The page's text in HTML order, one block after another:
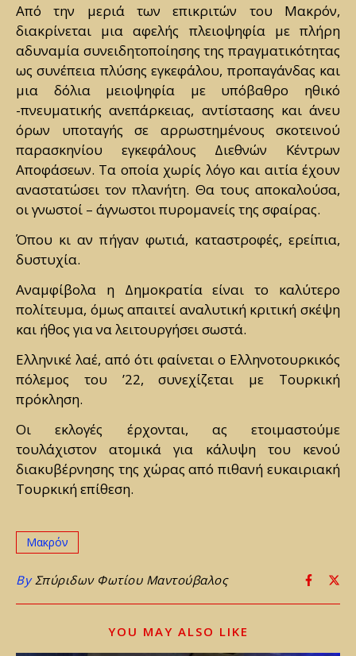
Από την μεριά των επικριτών του Μακρόν,
διακρίνεται μια αφελής πλειοψηφία με πλήρη
αδυναμία συνειδητοποίησης της πραγματικότητας
ως συνέπεια πλύσης εγκεφάλου, προπαγάνδας και
μια δόλια μειοψηφία με υπόβαθρο ηθικό
-πνευματικής ανεπάρκειας, αντίστασης και άνευ
όρων υποταγής σε αρρωστημένους σκοτεινού
παρασκηνίου εγκεφάλους Διεθνών Κέντρων
Αποφάσεων. Τα οποία χωρίς λόγο και αιτία έχουν
αναστατώσει τον πλανήτη. Θα τους αποκαλούσα,
οι γνωστοί – άγνωστοι πυρομανείς της σφαίρας.
Όπου κι αν πήγαν φωτιά, καταστροφές, ερείπια,
δυστυχία.
Αναμφίβολα η Δημοκρατία είναι το καλύτερο
πολίτευμα, όμως απαιτεί αναλυτική κριτική σκέψη
και ήθος για να λειτουργήσει σωστά.
Ελληνικέ λαέ, από ότι φαίνεται ο Ελληνοτουρκικός
πόλεμος του ’22, συνεχίζεται με Τουρκική
πρόκληση.
Οι εκλογές έρχονται, ας ετοιμαστούμε
τουλάχιστον ατομικά για κάλυψη του κενού
διακυβέρνησης της χώρας από πιθανή ευκαιριακή
Τουρκική επίθεση.
Μακρόν
By Σπύριδων Φωτίου Μαντούβαλος
YOU MAY ALSO LIKE